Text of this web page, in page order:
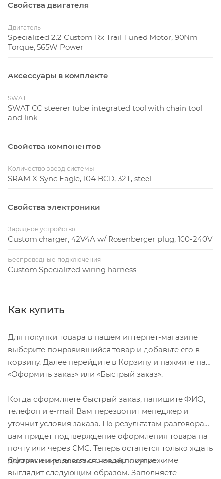
Свойства двигателя
Двигатель
Specialized 2.2 Custom Rx Trail Tuned Motor, 90Nm
Torque, 565W Power
Аксессуары в комплекте
SWAT
SWAT CC steerer tube integrated tool with chain tool
and link
Свойства компонентов
Количество звезд системы
SRAM X-Sync Eagle, 104 BCD, 32T, steel
Свойства электроники
Зарядное устройство
Custom charger, 42V4A w/ Rosenberger plug, 100-240V
Беспроводные подключения
Custom Specialized wiring harness
Как купить
Для покупки товара в нашем интернет-магазине
выберите понравившийся товар и добавьте его в
корзину. Далее перейдите в Корзину и нажмите на
«Оформить заказ» или «Быстрый заказ».
Когда оформляете быстрый заказ, напишите ФИО,
телефон и e-mail. Вам перезвонит менеджер и
уточнит условия заказа. По результатам разговора
вам придет подтверждение оформления товара на
почту или через СМС. Теперь останется только ждать
доставки и радоваться новой покупке.
Оформление заказа в стандартном режиме
выглядит следующим образом. Заполняете